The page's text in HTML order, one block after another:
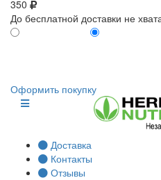
350
До бесплатной доставки не
Оформить покупку
Доставка
Контакты
Отзывы